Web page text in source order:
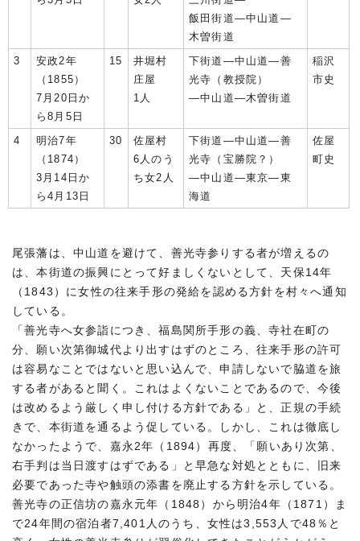
飯田街道―中山道―
木曽街道
3
安政2年
（1855）
7月20日か
ら8月5日
15
井堀村
庄屋
1人
下街道―中山道―善
光寺（教授院）
―中山道―木曽街道
稲沢
市史
4
明治7年
（1874）
3月14日か
ら4月13日
30
佐屋村
6人のう
ち女2人
下街道―中山道―善
光寺（宝勝院？）
―中山道―東京―東
海道
佐屋
町史
尾張藩は、中山道を避けて、善光寺参りする者が増えるの
は、本街道の振興にとって好ましくないとして、天保14年
（1843）に女性の往来手形の発給を認める方針を村々へ通知
している。
「善光寺へ女参詣につき、福島関所手形の義、寺社在町の
分、願い次第御城代より出すはずのところ、往来手形の許可
は容易なことではないと思い込んで、申請しないで脇道を旅
する者があると聞く。これはよくないことであるので、今後
は改めるよう厳しく申し付ける方針である」と、正規の手続
きで、本街道を通るよう促している。しかし、これは徹底し
なかったようで、嘉永2年（1894）再度、「願いあり次第、
右手判は当日渡すはずである」と早急な対処とともに、旧来
必要であった寺や触頭の添書を廃止する方針を示している。
善光寺の正信坊の嘉永元年（1848）から明治4年（1871）ま
で24年間の宿泊者7,401人のうち、女性は3,553人で48％と